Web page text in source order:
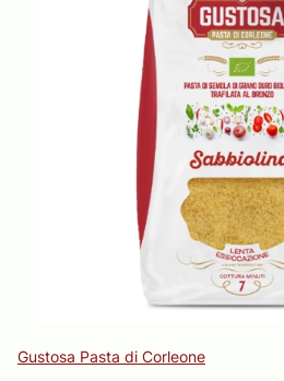
Gustosa Pasta di Corleone